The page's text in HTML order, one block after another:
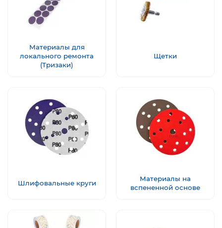
Материалы для
локального ремонта
(Тризаки)
Щетки
Шлифовальные круги
Материалы на
вспененной основе